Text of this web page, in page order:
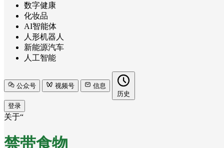
数字健康
化妆品
AI智能体
人形机器人
新能源汽车
人工智能
公众号 视频号
信息
历史
登录
关于“
禁带食物